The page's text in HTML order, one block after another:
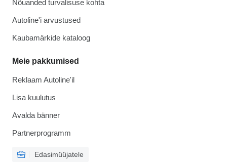
Nõuanded turvalisuse kohta
Autoline'i arvustused
Kaubamärkide kataloog
Meie pakkumised
Reklaam Autoline'il
Lisa kuulutus
Avalda bänner
Partnerprogramm
Edasimüüjatele